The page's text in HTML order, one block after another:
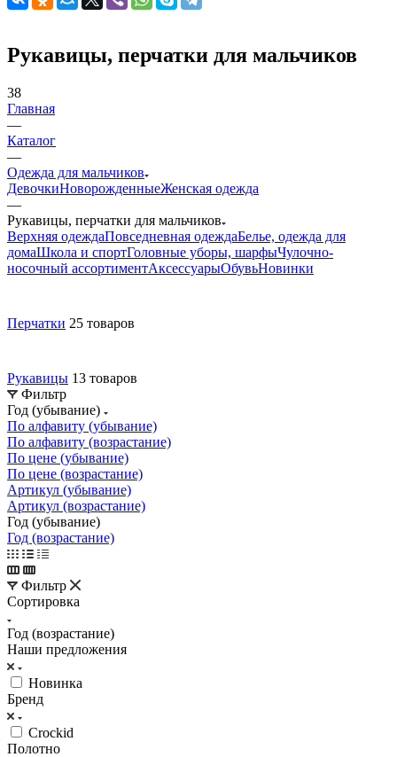
Рукавицы, перчатки для мальчиков
38
Главная
—
Каталог
—
Одежда для мальчиков
ДевочкиНоворожденныеЖенская одежда
—
Рукавицы, перчатки для мальчиков
Верхняя одеждаПовседневная одеждаБелье, одежда для
домаШкола и спортГоловные уборы, шарфыЧулочно-
носочный ассортиментАксессуарыОбувьНовинки
Перчатки 25 товаров
Рукавицы 13 товаров
Фильтр
Год (убывание)
По алфавиту (убывание)
По алфавиту (возрастание)
По цене (убывание)
По цене (возрастание)
Артикул (убывание)
Артикул (возрастание)
Год (убывание)
Год (возрастание)
Фильтр
Сортировка
Год (возрастание)
Наши предложения
Hoвинкa
Бренд
Crockid
Полотно